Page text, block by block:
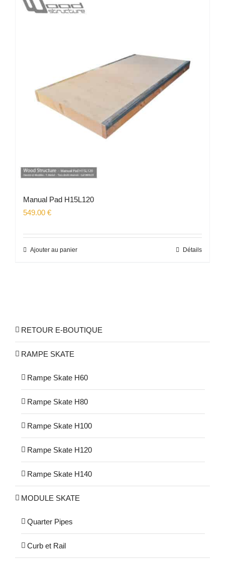
Manual Pad H15L120
549.00 €
Ajouter au panier Détails
RETOUR E-BOUTIQUE
RAMPE SKATE
Rampe Skate H60
Rampe Skate H80
Rampe Skate H100
Rampe Skate H120
Rampe Skate H140
MODULE SKATE
Quarter Pipes
Curb et Rail